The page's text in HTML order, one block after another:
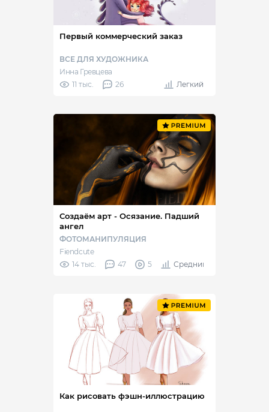
Первый коммерческий заказ
ВСЕ ДЛЯ ХУДОЖНИКА
Инна Гревцева
11 тыс.
26 Легкий
Создаём арт - Осязание. Падший
ангел
ФОТОМАНИПУЛЯЦИЯ
Fiendcute
14 тыс.
47 5 Средний
Как рисовать фэшн-иллюстрацию